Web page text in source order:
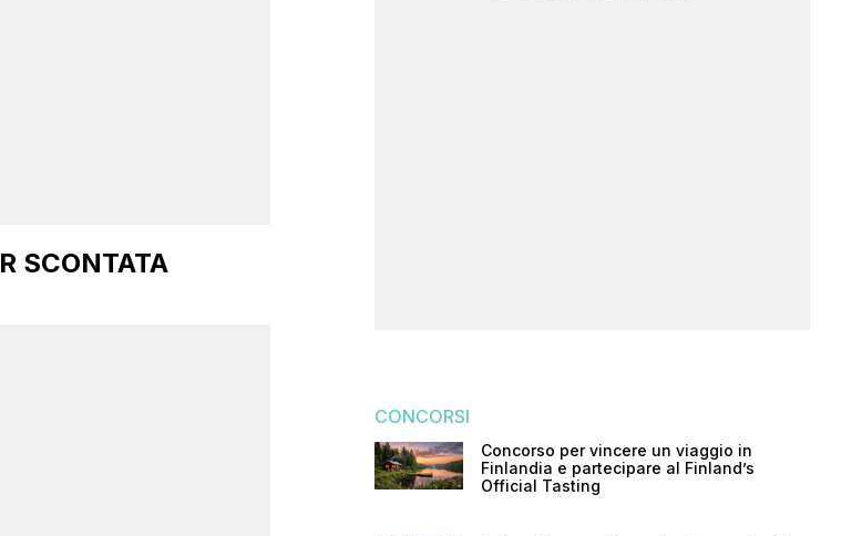
SCONTATA
CONCORSI
Concorso per vincere un viaggio in
Finlandia e partecipare al Finland’s
Official Tasting